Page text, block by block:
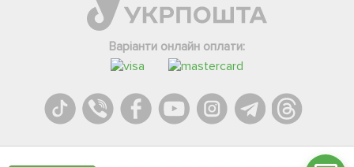
Варіанти онлайн оплати:
Телеграм
Вайбер
Онлайн чат